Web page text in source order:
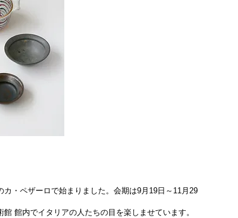
カ・ペザーロで始まりました。会期は9月19日～11月29
館内でイタリアの人たちの目を楽しませています。